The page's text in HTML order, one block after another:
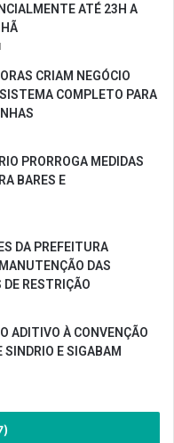
ATÉ 23H A
CRIAM NEGÓCIO
SISTEMA COMPLETO PARA
PRORROGA MEDIDAS
BARES E
DA PREFEITURA
DAS
RESTRIÇÃO
ADITIVO À CONVENÇÃO
SINDRIO E SIGABAM